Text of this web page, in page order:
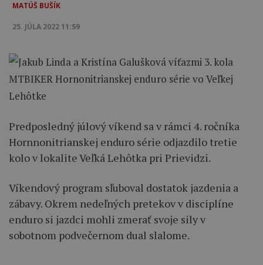
MATÚŠ BUŠÍK
25. JÚLA 2022 11:59
Predposledný júlový víkend sa v rámci 4. ročníka
Hornnonitrianskej enduro série odjazdilo tretie
kolo v lokalite Veľká Lehôtka pri Prievidzi.
Víkendový program sľuboval dostatok jazdenia a
zábavy. Okrem nedeľných pretekov v disciplíne
enduro si jazdci mohli zmerať svoje sily v
sobotnom podvečernom dual slalome.